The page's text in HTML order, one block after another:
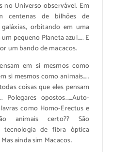
no Universo observável. Em
centenas de bilhões de
orbitando em uma
pequeno Planeta azul….. E
um bando de macacos.
em si mesmos como
si mesmos como animais…..
coisas que eles pensam
Polegares opostos……Auto-
como Homo-Erectus e
animais certo?? São
tecnologia de fibra óptica
ainda sim Macacos.